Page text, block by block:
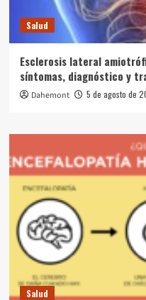
Salud
Esclerosis lateral
síntomas, diagnóstico y
Dahemont 5 de agosto de
Salud